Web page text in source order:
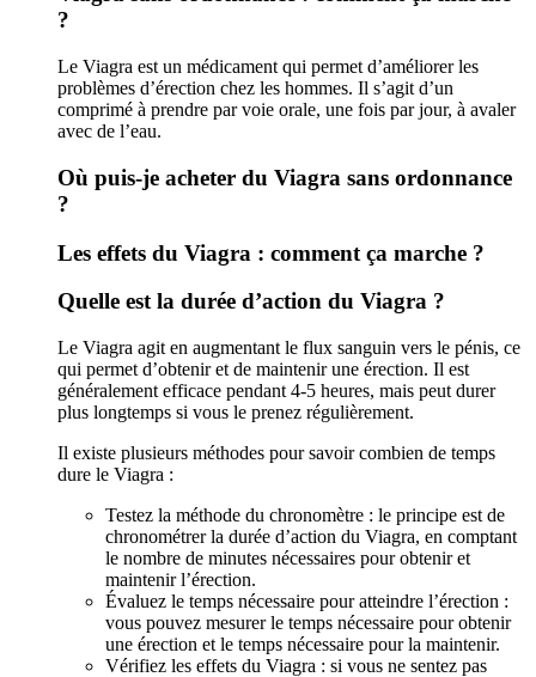
?
Le Viagra est un médicament qui permet d’améliorer les
problèmes d’érection chez les hommes. Il s’agit d’un
comprimé à prendre par voie orale, une fois par jour, à avaler
avec de l’eau.
Où puis-je acheter du Viagra sans ordonnance
?
Les effets du Viagra : comment ça marche ?
Quelle est la durée d’action du Viagra ?
Le Viagra agit en augmentant le flux sanguin vers le pénis, ce
qui permet d’obtenir et de maintenir une érection. Il est
généralement efficace pendant 4-5 heures, mais peut durer
plus longtemps si vous le prenez régulièrement.
Il existe plusieurs méthodes pour savoir combien de temps
dure le Viagra :
Testez la méthode du chronomètre : le principe est de
chronométrer la durée d’action du Viagra, en comptant
le nombre de minutes nécessaires pour obtenir et
maintenir l’érection.
Évaluez le temps nécessaire pour atteindre l’érection :
vous pouvez mesurer le temps nécessaire pour obtenir
une érection et le temps nécessaire pour la maintenir.
Vérifiez les effets du Viagra : si vous ne sentez pas